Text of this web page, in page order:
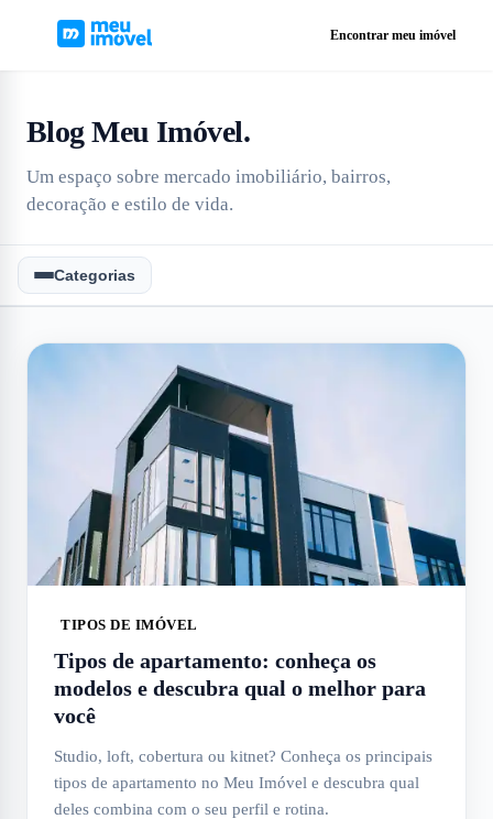
Encontrar meu imóvel
Blog Meu Imóvel.
Um espaço sobre mercado imobiliário, bairros,
decoração e estilo de vida.
Categorias
TIPOS DE IMÓVEL
Tipos de apartamento: conheça os
modelos e descubra qual o melhor para
você
Studio, loft, cobertura ou kitnet? Conheça os principais
tipos de apartamento no Meu Imóvel e descubra qual
deles combina com o seu perfil e rotina.